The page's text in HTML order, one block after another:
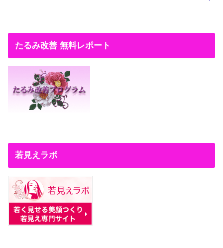
たるみ改善 無料レポート
若見えラボ